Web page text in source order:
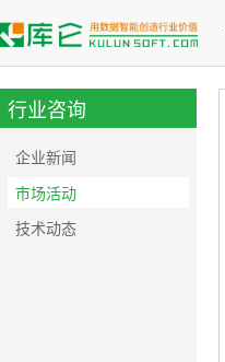
行业咨询
企业新闻
市场活动
技术动态